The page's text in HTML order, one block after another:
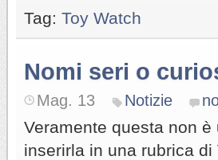
Tag: Toy Watch
Nomi seri o
Mag. 13 Notizie
Veramente questa non
inserirla in una rubrica